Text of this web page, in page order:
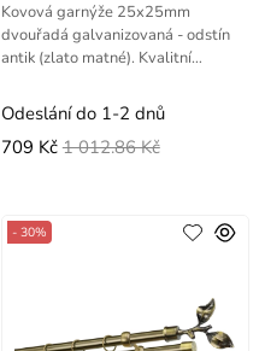
Kovová garnýže 25x25mm
dvouřadá galvanizovaná - odstín
antik (zlato matné). Kvalitní
Odeslání do 1-2 dnů
709 Kč 1 012.86 Kč
- 30%